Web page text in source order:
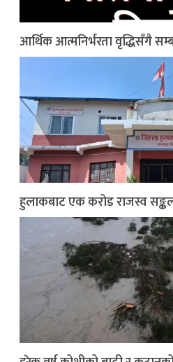
आर्थिक आत्मनिर्भरता वृद्धिसँगै
हुलाकबाट एक करोड राजस्व